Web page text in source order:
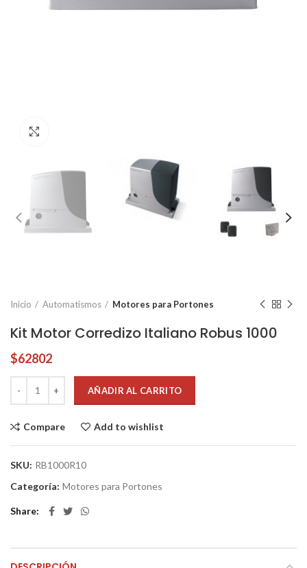
Inicio Automatismos Motores para Portones
Kit Motor Corredizo Italiano Robus 1000
$62802
AÑADIR AL CARRITO
Compare Add to wishlist
SKU: RB1000R10
Categoría: Motores para Portones
Share